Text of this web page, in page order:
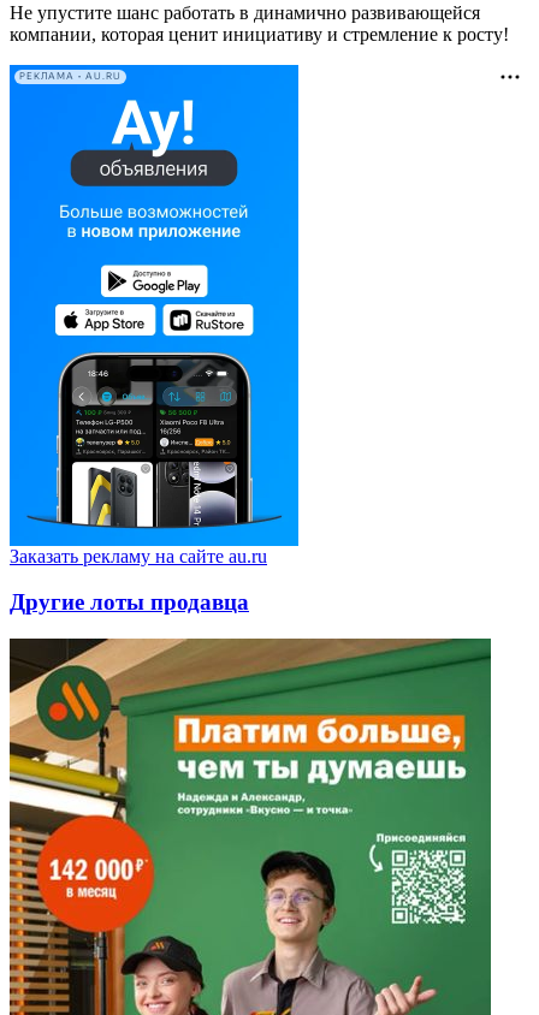
Не упустите шанс работать в динамично развивающейся
компании, которая ценит инициативу и стремление к росту!
РЕКЛАМА • AU.RU
Заказать рекламу на сайте au.ru
Другие лоты продавца